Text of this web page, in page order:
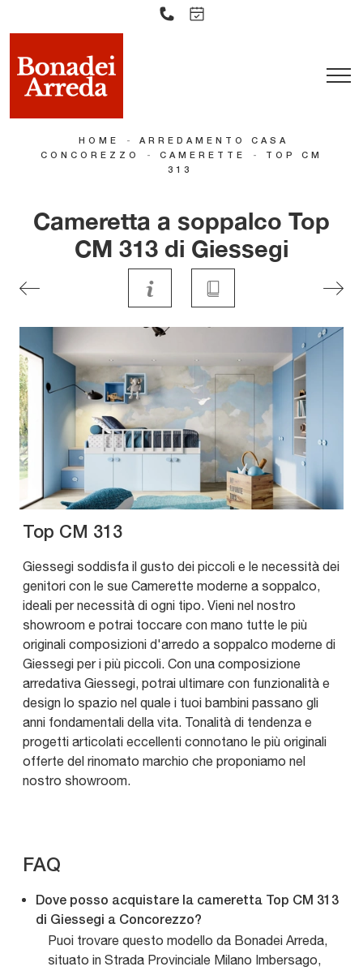
HOME -
ARREDAMENTO CASA
CONCOREZZO
- CAMERETTE -
TOP CM
313
Cameretta a soppalco Top
CM 313 di Giessegi
Top CM 313
Giessegi soddisfa il gusto dei piccoli e le necessità dei
genitori con le sue Camerette moderne a soppalco,
ideali per necessità di ogni tipo. Vieni nel nostro
showroom e potrai toccare con mano tutte le più
originali composizioni d'arredo a soppalco moderne di
Giessegi per i più piccoli. Con una composizione
arredativa Giessegi, potrai ultimare con funzionalità e
design lo spazio nel quale i tuoi bambini passano gli
anni fondamentali della vita. Tonalità di tendenza e
progetti articolati eccellenti connotano le più originali
offerte del rinomato marchio che proponiamo nel
nostro showroom.
FAQ
Dove posso acquistare la cameretta Top CM 313
di Giessegi a Concorezzo?
Puoi trovare questo modello da Bonadei Arreda,
situato in Strada Provinciale Milano Imbersago,